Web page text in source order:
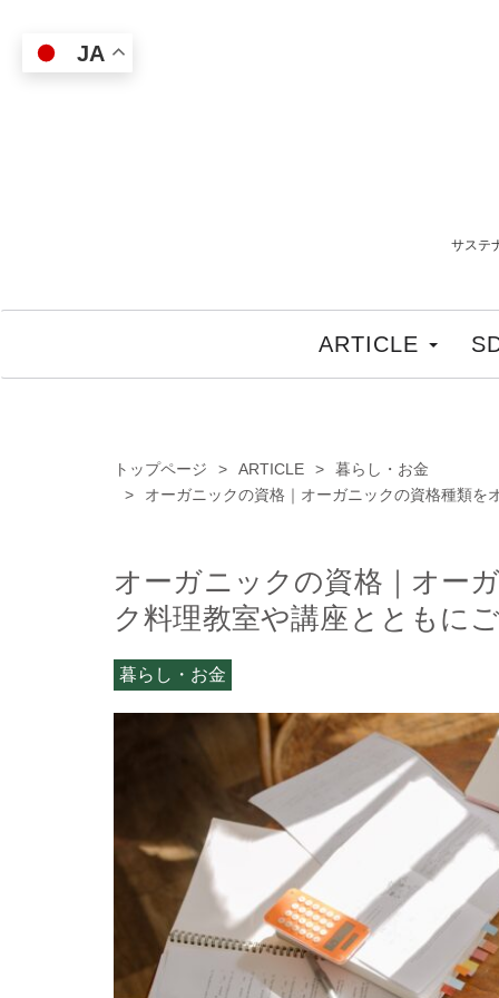
サステ
ARTICLE
トップページ ARTICLE
暮らし・お金
オーガニックの資格｜オーガニックの資格種類を
オーガニックの資格｜オー
ク料理教室や講座とともに
暮らし・お金
JA